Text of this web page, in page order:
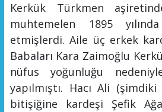
Kerkük Türkmen
muhtemelen 1895
etmişlerdi. Aile üç erkek
Babaları Kara Zaimoğlu
nüfus yoğunluğu
yapılmıştı. Hacı Ali (şimdiki
bitişiğine kardeşi Şefik Ağa